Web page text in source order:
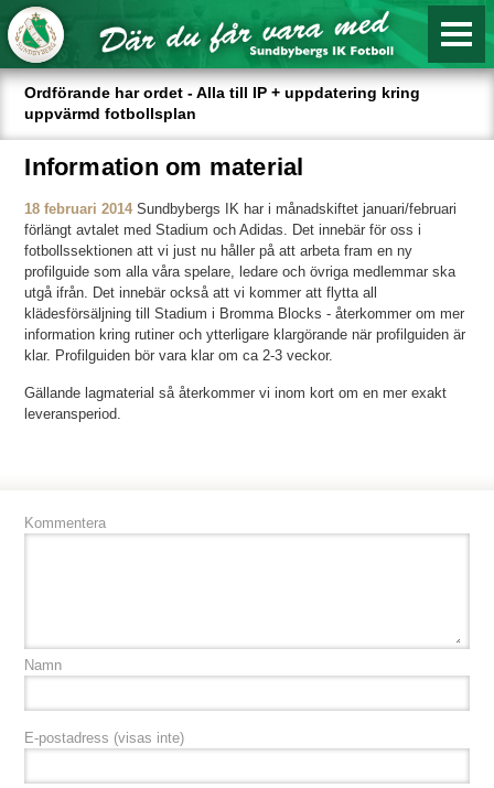
Ordförande har ordet - Alla till IP + uppdatering kring
uppvärmd fotbollsplan
Information om material
18 februari 2014 Sundbybergs IK har i månadskiftet januari/februari
förlängt avtalet med Stadium och Adidas. Det innebär för oss i
fotbollssektionen att vi just nu håller på att arbeta fram en ny
profilguide som alla våra spelare, ledare och övriga medlemmar ska
utgå ifrån. Det innebär också att vi kommer att flytta all
klädesförsäljning till Stadium i Bromma Blocks - återkommer om mer
information kring rutiner och ytterligare klargörande när profilguiden är
klar. Profilguiden bör vara klar om ca 2-3 veckor.
Gällande lagmaterial så återkommer vi inom kort om en mer exakt
leveransperiod.
Kommentera
Namn
E-postadress (visas inte)